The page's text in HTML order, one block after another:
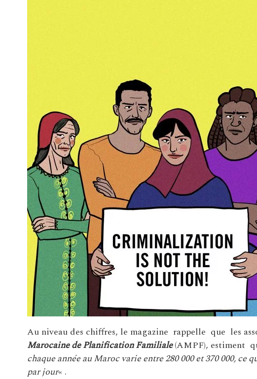
Au niveau des chiffres, le magazine rappelle que les
Marocaine de Planification Familiale (AMPF), estiment
chaque année au Maroc varie entre 280 000 et 370 000, ce
par jour« .